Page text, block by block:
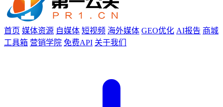
首页 媒体资源 自媒体 短视频 海外媒体 GEO优化 AI报告 商城
工具箱 营销学院 免费API 关于我们